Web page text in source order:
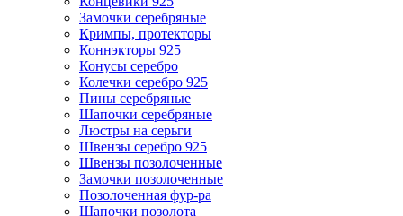
Замочки серебряные
Кримпы, протекторы
Коннэкторы 925
Конусы серебро
Колечки серебро 925
Пины серебряные
Шапочки серебряные
Люстры на серьги
Швензы серебро 925
Швензы позолоченные
Замочки позолоченные
Позолоченная фур-ра
Шапочки позолота